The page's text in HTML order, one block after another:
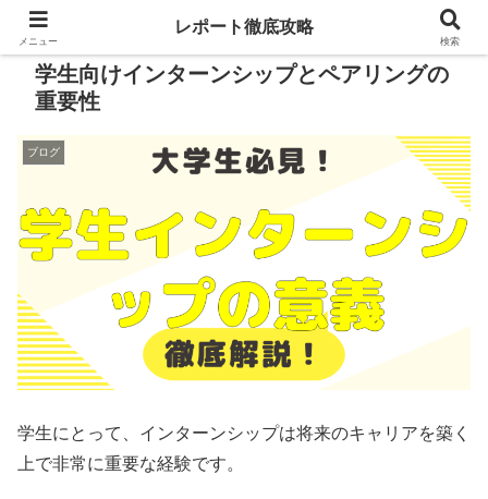
学生向けインターンシップとペアリングの
重要性
ブログ
学生にとって、インターンシップは将来のキャリアを築く
上で非常に重要な経験です。
メニュー
レポート徹底攻略
検索